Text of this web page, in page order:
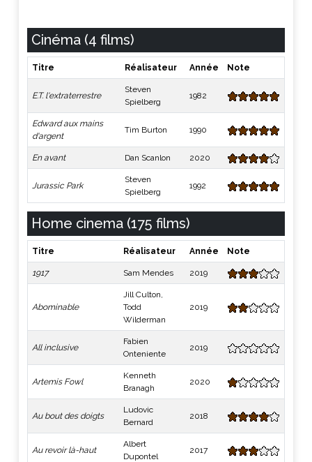
Cinéma (4 films)
Titre Réalisateur Année Note
E.T. l'extraterrestre
Steven
Spielberg
1982
Edward aux mains
d'argent
Tim Burton 1990
En avant Dan Scanlon 2020
Jurassic Park
Steven
Spielberg
1992
Home cinema (175 films)
Titre Réalisateur Année Note
1917 Sam Mendes 2019
Abominable
Jill Culton,
Todd
Wilderman
2019
All inclusive
Fabien
Onteniente
2019
Artemis Fowl
Kenneth
Branagh
2020
Au bout des doigts
Ludovic
Bernard
2018
Au revoir là-haut
Albert
Dupontel
2017